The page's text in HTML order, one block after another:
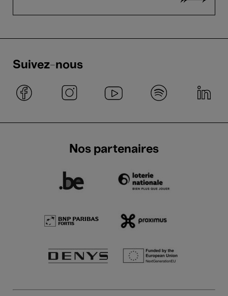
Suivez-nous
Nos partenaires